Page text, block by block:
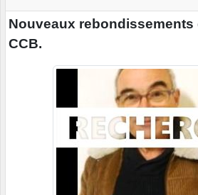
Nouveaux rebondissements
CCB.